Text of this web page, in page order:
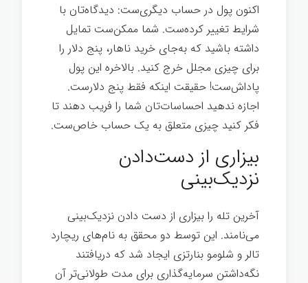
اکنون پول در حساب دیگری‌ست: دیدگاه‌تان با
شرایط تغییر کرده‌ست. شما ممکن‌ست تمایل
داشته باشید که به‌جای خرید ناهار، پنج دلار را
برای چیزی مجلل خرج کنید. بالاخره این پول
پاداش‌ست! حقیقت اینکه فقط پنج دلارست.
اجازه ندهید احساسات‌تان شما را فریب دهند تا
فکر کنید چیزی متعلق به یک حساب خاص‌ست.
بیزاری از دست‌دادن
نزدیک‌بینی
آخرین تله را بیزاری از دست دادن نزدیک‌بینی
می‌نامند. این توسط دو محقق به نام‌های ریچارد
تالر و شلومو بنارتزی ایجاد شد که دریافتند
نگه‌داشتن سرمایه‌گذاری برای مدت طولانی‌تر آن